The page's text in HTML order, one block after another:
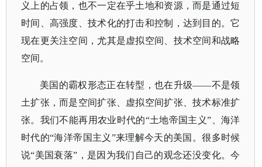
义上的占领，也不一定在乎土地和资源，而是通过短
时间、高强度、技术化的打击和控制，达到目的。它
现在更关注空间，尤其是虚拟空间、技术空间和战略
空间。
美国的霸权形态正在转型，也在升级——不是领
土扩张，而是空间扩张、虚拟空间扩张、技术标准扩
张。我们不能再用农业时代的“土地帝国主义”、海洋
时代的“海洋帝国主义”来理解今天的美国。很多时候
说“美国衰落”，是因为我们自己的观念还没变化。今